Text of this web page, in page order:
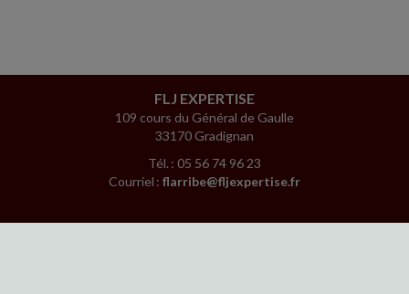
FLJ EXPERTISE
109 cours du Général de Gaulle
33170 Gradignan
Tél. : 05 56 74 96 23
Courriel : flarribe@fljexpertise.fr